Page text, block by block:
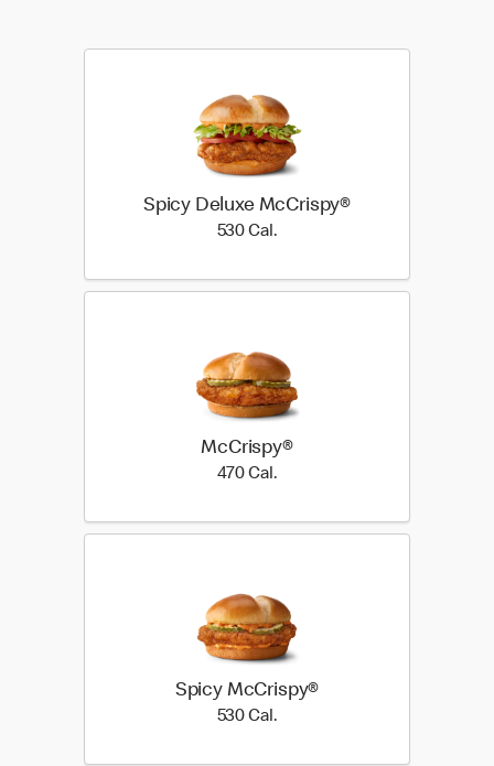
Spicy Deluxe McCrispy®
530 Cal.530 Cal.
McCrispy®
470 Cal.470 Cal.
Spicy McCrispy®
530 Cal.530 Cal.